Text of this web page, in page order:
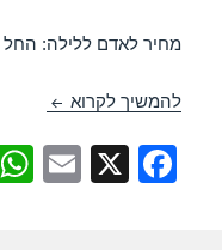
מחיר לאדם ללילה: החל מ-
להמשיך לקרוא חופשה
F
X
E